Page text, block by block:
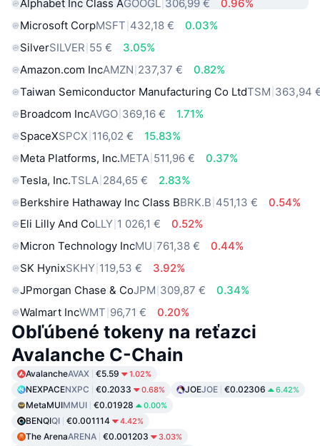
Alphabet Inc Class AGOOGL 306,99 €
0.96%
Microsoft CorpMSFT 432,18 €
0.03%
SilverSILVER 55 €
3.05%
Amazon.com IncAMZN 237,37 €
0.82%
Taiwan Semiconductor Manufacturing Co LtdTSM 363,94
Broadcom IncAVGO 369,16 €
1.71%
SpaceXSPCX 116,02 €
15.83%
Meta Platforms, Inc.META 511,96 €
0.37%
Tesla, Inc.TSLA 284,65 €
2.83%
Berkshire Hathaway Inc Class BBRK.B 451,13 €
0.54%
Eli Lilly And CoLLY 1 026,1 €
0.52%
Micron Technology IncMU 761,38 €
0.44%
SK HynixSKHY 119,53 €
3.92%
JPmorgan Chase & CoJPM 309,87 €
0.34%
Walmart IncWMT 96,71 € 0.20%
Obľúbené tokeny na reťazci
Avalanche C-Chain
AvalancheAVAX €5.59 1.02%
NEXPACENXPC €0.2033 0.68% JOEJOE €0.02306 6.42%
MetaMUIMMUI €0.01928 0.00%
BENQIQI €0.001114 4.42%
The ArenaARENA €0.001203 3.03%